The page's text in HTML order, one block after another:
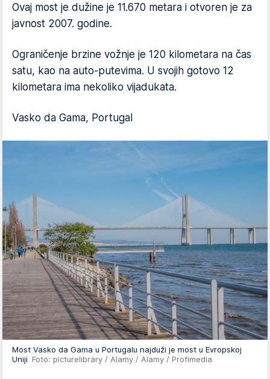
Ovaj most je dužine je 11.670 metara i otvoren je za
javnost 2007. godine.
Ograničenje brzine vožnje je 120 kilometara na čas
satu, kao na auto-putevima. U svojih gotovo 12
kilometara ima nekoliko vijadukata.
Vasko da Gama, Portugal
Most Vasko da Gama u Portugalu najduži je most u Evropskoj
Uniji Foto: picturelibrary / Alamy / Alamy / Profimedia